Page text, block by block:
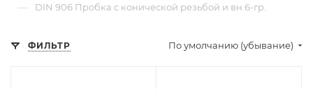
— DIN 906 Пробка с конической резьбой и вн.6-гр.
ФИЛЬТР По умолчанию (убывание)